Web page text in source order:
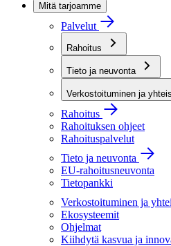
Mitä tarjoamme
Palvelut
Rahoitus
Tieto ja neuvonta
Verkostoituminen ja
Rahoitus
Rahoituksen ohjeet
Rahoituspalvelut
Tieto ja neuvonta
EU-rahoitusneuvonta
Tietopankki
Verkostoituminen ja
Ekosysteemit
Ohjelmat
Kiihdytä kasvua ja